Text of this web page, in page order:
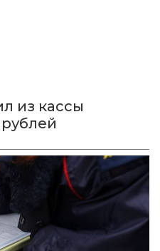
из кассы